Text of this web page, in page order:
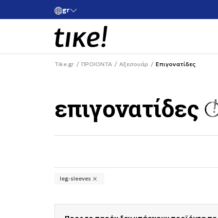
gr
για αγορές άνω των 80€
Tike.gr ΠΡΟΙΟΝΤΑ Αξεσουάρ Επιγονατίδες
επιγονατίδες
leg-sleeves